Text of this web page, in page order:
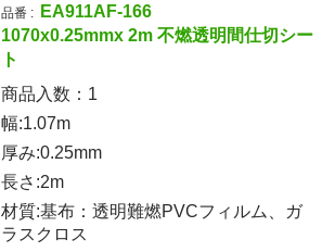
品番 :
EA911AF-166
1070x0.25mmx 2m 不燃透明間仕切シー
ト
商品入数： 1
幅:1.07m
厚み:0.25mm
長さ:2m
材質:基布：透明難燃PVCフィルム、ガ
ラスクロス